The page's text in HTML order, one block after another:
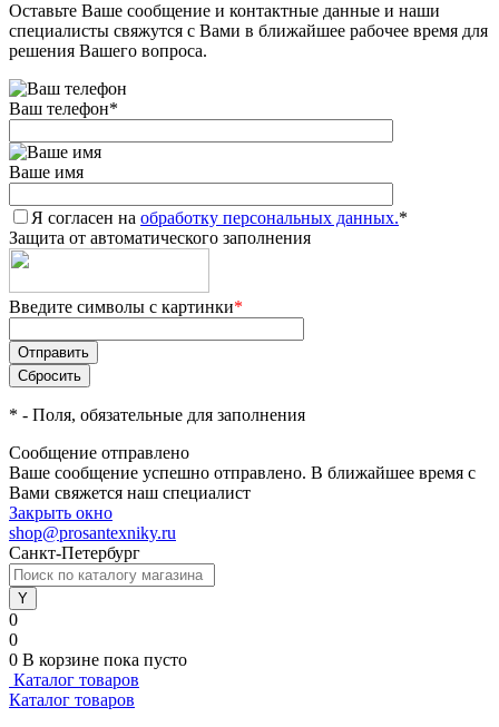
Оставьте Ваше сообщение и контактные данные и наши
специалисты свяжутся с Вами в ближайшее рабочее время для
решения Вашего вопроса.
Ваш телефон*
Ваше имя
Я согласен на обработку персональных данных.*
Защита от автоматического заполнения
Введите символы с картинки*
* - Поля, обязательные для заполнения
Сообщение отправлено
Ваше сообщение успешно отправлено. В ближайшее время с
Вами свяжется наш специалист
Закрыть окно
shop@prosantexniky.ru
Санкт-Петербург
0
0
0 В корзине пока пусто
Каталог товаров
Каталог товаров